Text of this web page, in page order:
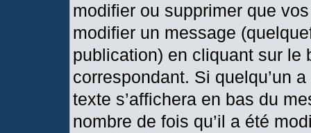
modifier ou supprimer que
modifier un message
publication) en cliquant sur le
correspondant. Si quelqu’un
texte s’affichera en bas du
nombre de fois qu’il a été